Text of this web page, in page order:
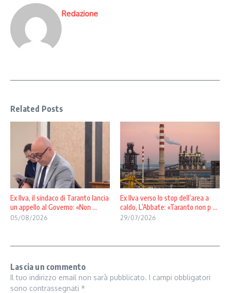
Redazione
Related Posts
Ex Ilva, il sindaco di Taranto lancia
un appello al Governo: «Non ...
05/08/2026
Ex Ilva verso lo stop dell’area a
caldo, L’Abbate: «Taranto non p ...
29/07/2026
Lascia un commento
Il tuo indirizzo email non sarà pubblicato. I campi obbligatori
sono contrassegnati *